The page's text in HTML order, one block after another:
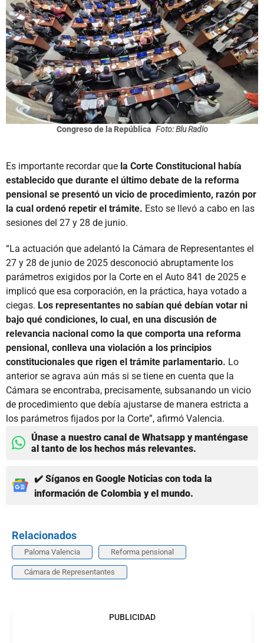
Congreso de la República Foto: Blu Radio
Es importante recordar que la Corte Constitucional había
establecido que durante el último debate de la reforma
pensional se presentó un vicio de procedimiento, razón por
la cual ordenó repetir el trámite. Esto se llevó a cabo en las
sesiones del 27 y 28 de junio.
“La actuación que adelantó la Cámara de Representantes el
27 y 28 de junio de 2025 desconoció abruptamente los
parámetros exigidos por la Corte en el Auto 841 de 2025 e
implicó que esa corporación, en la práctica, haya votado a
ciegas. Los representantes no sabían qué debían votar ni
bajo qué condiciones, lo cual, en una discusión de
relevancia nacional como la que comporta una reforma
pensional, conlleva una violación a los principios
constitucionales que rigen el trámite parlamentario. Lo
anterior se agrava aún más si se tiene en cuenta que la
Cámara se encontraba, precisamente, subsanando un vicio
de procedimiento que debía ajustarse de manera estricta a
los parámetros fijados por la Corte”, afirmó Valencia.
Únase a nuestro canal de Whatsapp y manténgase
al tanto de los hechos más relevantes.
✔️ Síganos en Google Noticias con toda la
información de Colombia y el mundo.
Relacionados
Paloma Valencia Reforma pensional
Cámara de Representantes
PUBLICIDAD